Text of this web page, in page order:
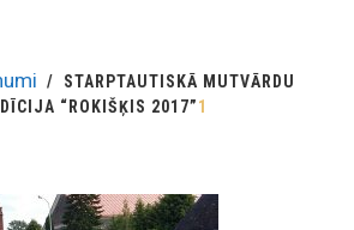
STARPTAUTISKĀ MUTVĀRDU
“ROKIŠĶIS 2017”1